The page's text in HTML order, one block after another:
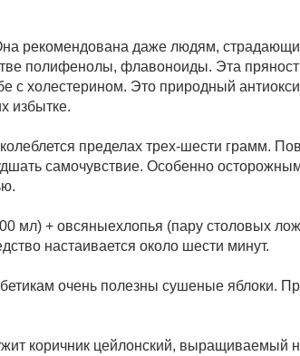
рекомендована даже людям,
полифенолы, флавоноиды. Эта
с холестерином. Это природный
избытке.
пределах трех-шести грамм.
самочувствие. Особенно
мл) + овсяныехлопья (пару столовых
настаивается около шести минут.
очень полезны сушеные яблоки.
коричник цейлонский, выращиваемый